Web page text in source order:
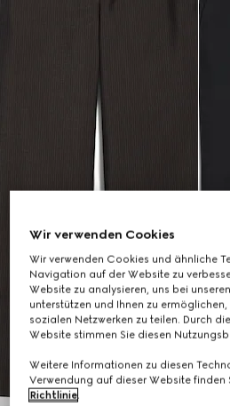
Wir verwenden Cookies
Wir verwenden Cookies und ähnliche
Navigation auf der Website zu
Website zu analysieren, uns bei
unterstützen und Ihnen zu
sozialen Netzwerken zu teilen. Durch
Website stimmen Sie diesen
Weitere Informationen zu diesen
Verwendung auf dieser Website finden
Richtlinie.